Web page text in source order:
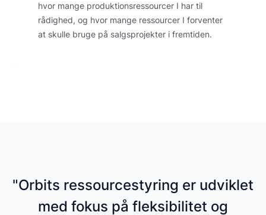
hvor mange produktionsressourcer I har til
rådighed, og hvor mange ressourcer I forventer
at skulle bruge på salgsprojekter i fremtiden.
"Orbits ressourcestyring er udviklet
med fokus på fleksibilitet og